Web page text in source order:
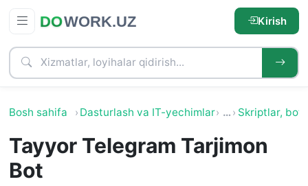
Kirish
Bosh sahifa Dasturlash va IT-yechimlar … Skriptlar,
Tayyor Telegram Tarjimon
Bot